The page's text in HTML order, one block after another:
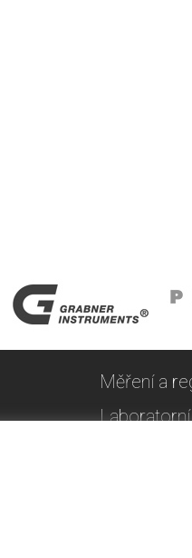
Měření a